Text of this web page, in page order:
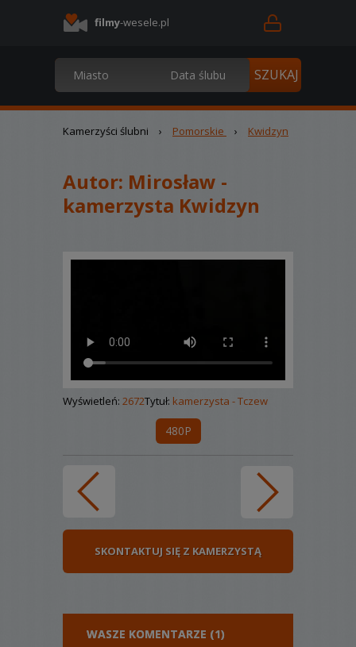
filmy-wesele.pl
Kamerzyści ślubni › Pomorskie › Kwidzyn
Autor: Mirosław -
kamerzysta Kwidzyn
Wyświetleń: 2672Tytuł: kamerzysta - Tczew
480P
SKONTAKTUJ SIĘ Z KAMERZYSTĄ
WASZE KOMENTARZE (1)